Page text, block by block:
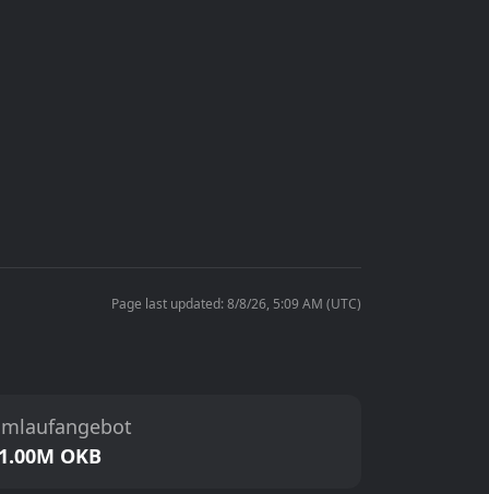
Page last updated: 8/8/26, 5:09 AM (UTC)
OKB